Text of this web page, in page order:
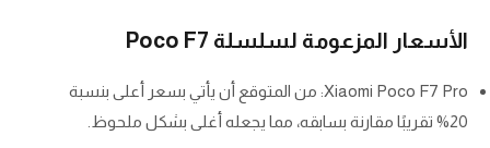
الأسعار المزعومة لسلسلة Poco F7
Xiaomi Poco F7 Pro: من المتوقع أن يأتي بسعر أعلى بنسبة
20% تقريبًا مقارنة بسابقه، مما يجعله أغلى بشكل ملحوظ.